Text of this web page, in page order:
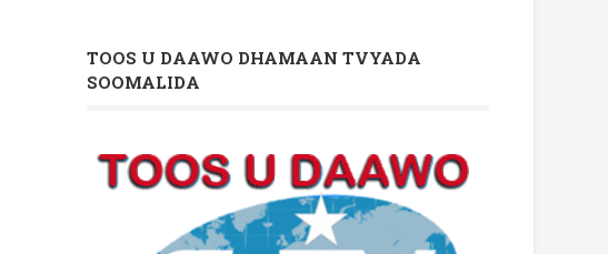
TOOS U DAAWO DHAMAAN TVYADA
SOOMALIDA